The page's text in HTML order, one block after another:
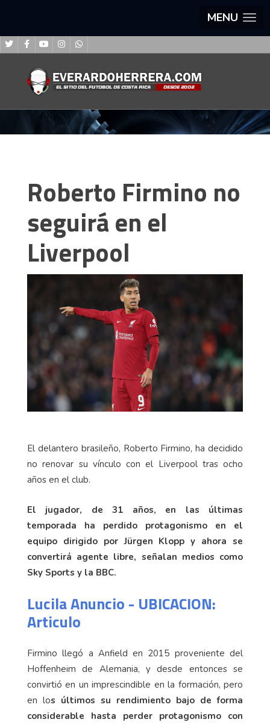
MENU
Roberto Firmino no
seguirá en el
Liverpool
El delantero brasileño, Roberto Firmino, ha decidido
no renovar su vínculo con el Liverpool tras ocho
años en el club.
El jugador, de 31 años, en las últimas
temporada ha perdido protagonismo en el
equipo dirigido por Jürgen Klopp y ahora se
convertirá agente libre, señalan medios como
Sky Sports y la BBC.
Lucila Anuncio - UBICACION:
Articulo
Firmino llegó a Anfield en 2015 proveniente del
Hoffenheim de Alemania, y desde entonces se
convirtió en un imprescindible en la formación, pero
en los últimos su rendimiento bajo de forma
considerable hasta perder protagonismo con